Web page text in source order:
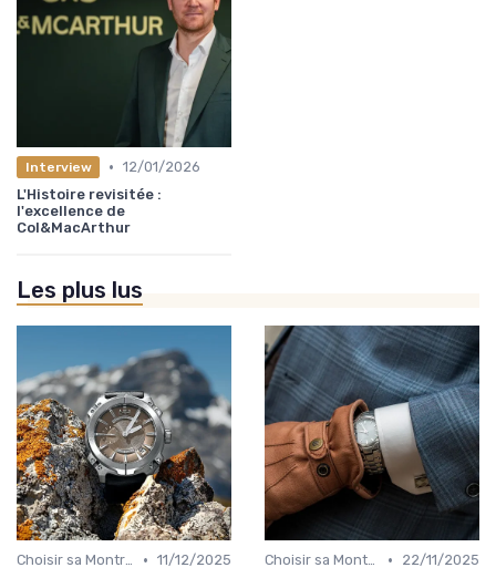
Interview • 12/01/2026
L'Histoire revisitée :
l'excellence de
Col&MacArthur
Les plus lus
Choisir sa Montre de Luxe • 11/12/2025
Choisir sa Montre de Luxe •
22/11/2025